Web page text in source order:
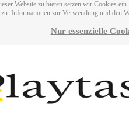
Website zu bieten setzen wir Cookies
zu. Informationen zur Verwendung und den
Nur essenzielle